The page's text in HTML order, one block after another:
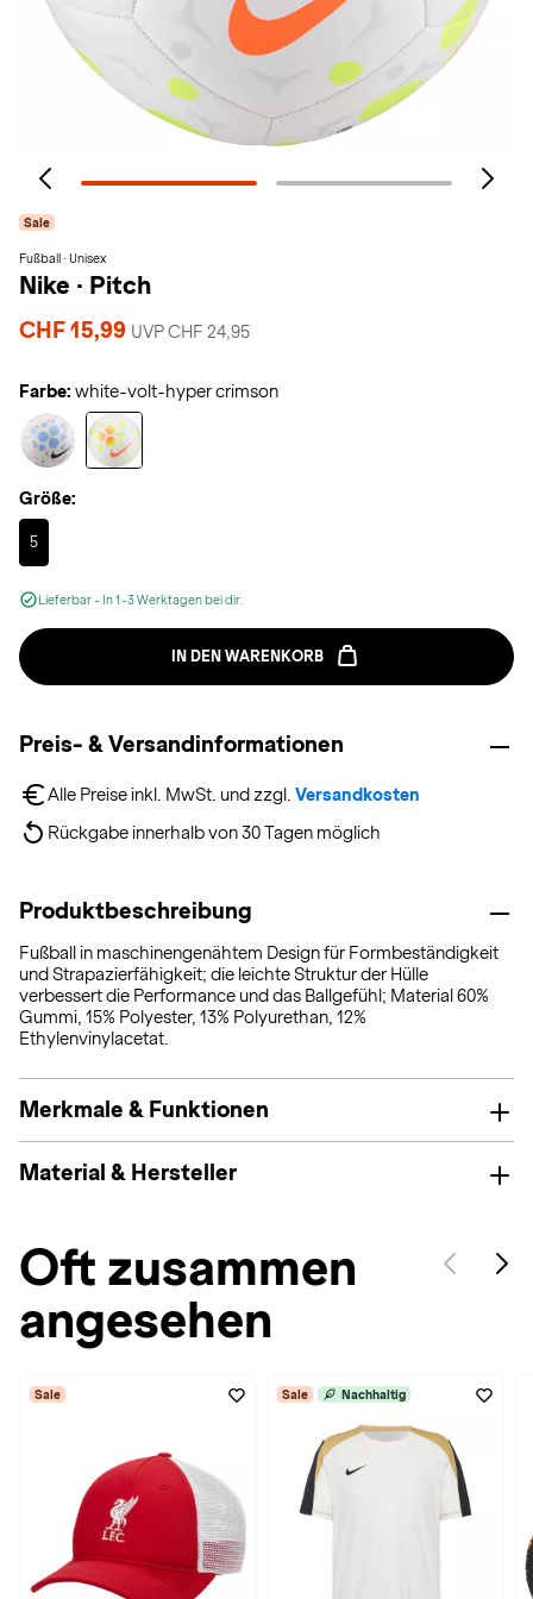
Sale
Fußball · Unisex
Nike · Pitch
CHF 15,99 UVP CHF 24,95
Farbe: white-volt-hyper crimson
Größe:
5
Selected
Lieferbar - In 1-3 Werktagen bei dir.
IN DEN WARENKORB
Preis- & Versandinformationen
Alle Preise inkl. MwSt. und zzgl. Versandkosten
Rückgabe innerhalb von 30 Tagen möglich
Produktbeschreibung
Fußball in maschinengenähtem Design für Formbeständigkeit
und Strapazierfähigkeit; die leichte Struktur der Hülle
verbessert die Performance und das Ballgefühl; Material 60%
Gummi, 15% Polyester, 13% Polyurethan, 12%
Ethylenvinylacetat.
Merkmale & Funktionen
Material & Hersteller
Oft zusammen
angesehen
Sale Sale Nachhaltig